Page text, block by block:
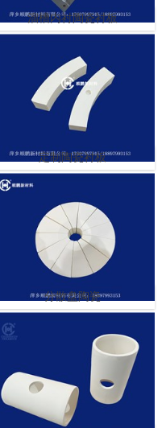
溜槽内衬陶瓷衬板
定制陶瓷衬板
分散盘陶瓷